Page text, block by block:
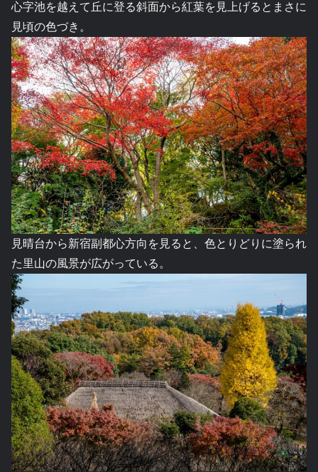
心字池を越えて丘に登る斜面から紅葉を見上げるとまさに
見頃の色づき。
見晴台から新宿副都心方向を見ると、色とりどりに塗られ
た里山の風景が広がっている。